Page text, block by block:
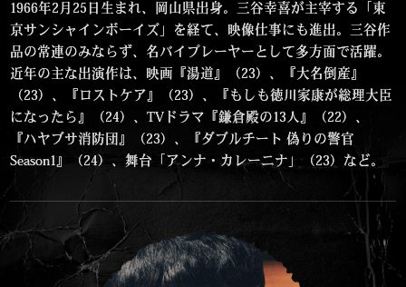
1966年2月25日生まれ、岡山県出身。三谷幸喜が主宰する「東
京サンシャインボーイズ」を経て、映像仕事にも進出。三谷作
品の常連のみならず、名バイプレーヤーとして多方面で活躍。
近年の主な出演作は、映画『湯道』（23）、『大名倒産』
（23）、『ロストケア』（23）、『もしも徳川家康が総理大臣
になったら』（24）、TVドラマ『鎌倉殿の13人』（22）、
『ハヤブサ消防団』（23）、『ダブルチート 偽りの警官
Season1』（24）、舞台「アンナ・カレーニナ」（23）など。